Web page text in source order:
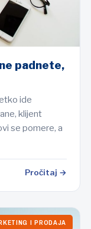
padnete,
ide
klijent
se pomere, a
Pročitaj →
I PRODAJA